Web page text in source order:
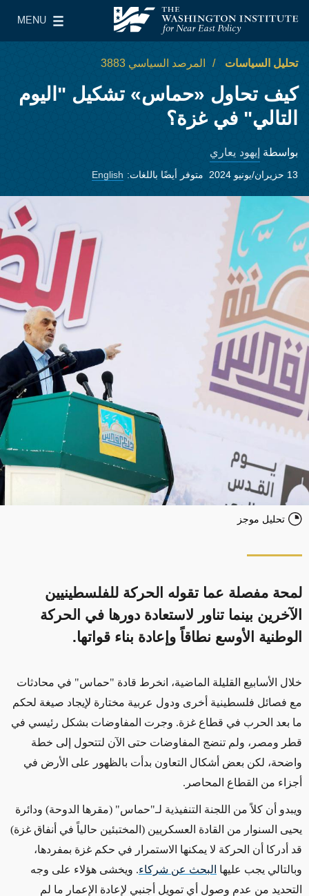
معهد واشنطن لسياسات الشرق الأدنى
MENU
Main Menu
تحليل السياسات المرصد السياسي 3883
كيف تحاول «حماس» تشكيل "اليوم
التالي" في غزة؟
بواسطة إيهود يعاري
13 حزيران/يونيو 2024 متوفر أيضًا باللغات: English
تحليل موجز
لمحة مفصلة عما تقوله الحركة للفلسطينيين
الآخرين بينما تناور لاستعادة دورها في الحركة
الوطنية الأوسع نطاقاً وإعادة بناء قواتها.
خلال الأسابيع القليلة الماضية، انخرط قادة "حماس" في محادثات
مع فصائل فلسطينية أخرى ودول عربية مختارة لإيجاد صيغة لحكم
ما بعد الحرب في قطاع غزة. وجرت المفاوضات بشكل رئيسي في
قطر ومصر، ولم تنضج المفاوضات حتى الآن لتتحول إلى خطة
واضحة، لكن بعض أشكال التعاون بدأت بالظهور على الأرض في
أجزاء من القطاع المحاصر.
ويبدو أن كلاً من اللجنة التنفيذية لـ"حماس" (مقرها الدوحة) ودائرة
يحيى السنوار من القادة العسكريين (المختبئين حالياً في أنفاق غزة)
قد أدركا أن الحركة لا يمكنها الاستمرار في حكم غزة بمفردها،
وبالتالي يجب عليها البحث عن شركاء. ويخشى هؤلاء على وجه
التحديد من عدم وصول أي تمويل أجنبي لإعادة الإعمار ما لم